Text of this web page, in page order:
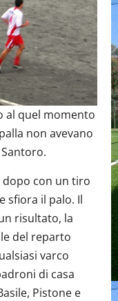
al quel momento
non avevano
dopo con un tiro
sfiora il palo. Il
risultato, la
del reparto
varco
di casa
Pistone e